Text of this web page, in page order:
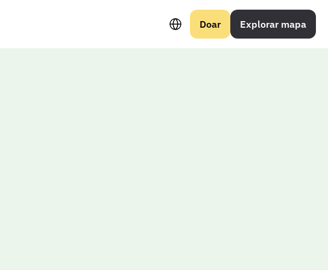
Select Language
Doar Explorar mapa